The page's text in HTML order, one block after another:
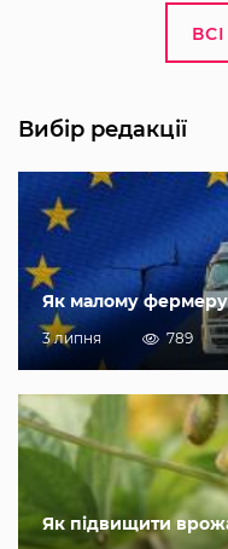
Вибір редакції
Як малому
3 липня 789
Як підвищити